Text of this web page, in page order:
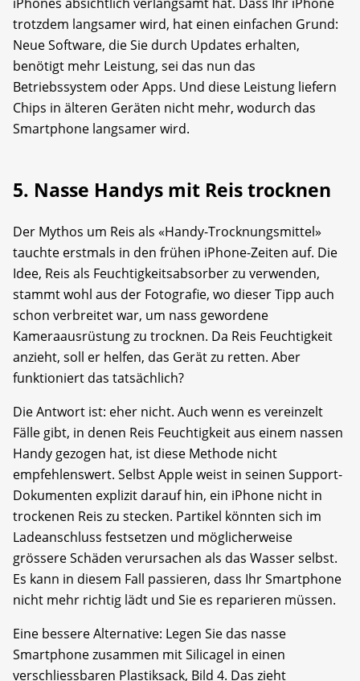
trotzdem langsamer wird, hat einen einfachen Grund:
Neue Software, die Sie durch Updates erhalten,
benötigt mehr Leistung, sei das nun das
Betriebssystem oder Apps. Und diese Leistung liefern
Chips in älteren Geräten nicht mehr, wodurch das
Smartphone langsamer wird.
5. Nasse Handys mit Reis trocknen
Der Mythos um Reis als «Handy-Trocknungsmittel»
tauchte erstmals in den frühen iPhone-Zeiten auf. Die
Idee, Reis als Feuchtigkeitsabsorber zu verwenden,
stammt wohl aus der Fotografie, wo dieser Tipp auch
schon verbreitet war, um nass gewordene
Kameraausrüstung zu trocknen. Da Reis Feuchtigkeit
anzieht, soll er helfen, das Gerät zu retten. Aber
funktioniert das tatsächlich?
Die Antwort ist: eher nicht. Auch wenn es vereinzelt
Fälle gibt, in denen Reis Feuchtigkeit aus einem nassen
Handy gezogen hat, ist diese Methode nicht
empfehlenswert. Selbst Apple weist in seinen Support-
Dokumenten explizit darauf hin, ein iPhone nicht in
trockenen Reis zu stecken. Partikel könnten sich im
Ladeanschluss festsetzen und möglicherweise
grössere Schäden verursachen als das Wasser selbst.
Es kann in diesem Fall passieren, dass Ihr Smartphone
nicht mehr richtig lädt und Sie es reparieren müssen.
Eine bessere Alternative: Legen Sie das nasse
Smartphone zusammen mit Silicagel in einen
verschliessbaren Plastiksack, Bild 4. Das zieht